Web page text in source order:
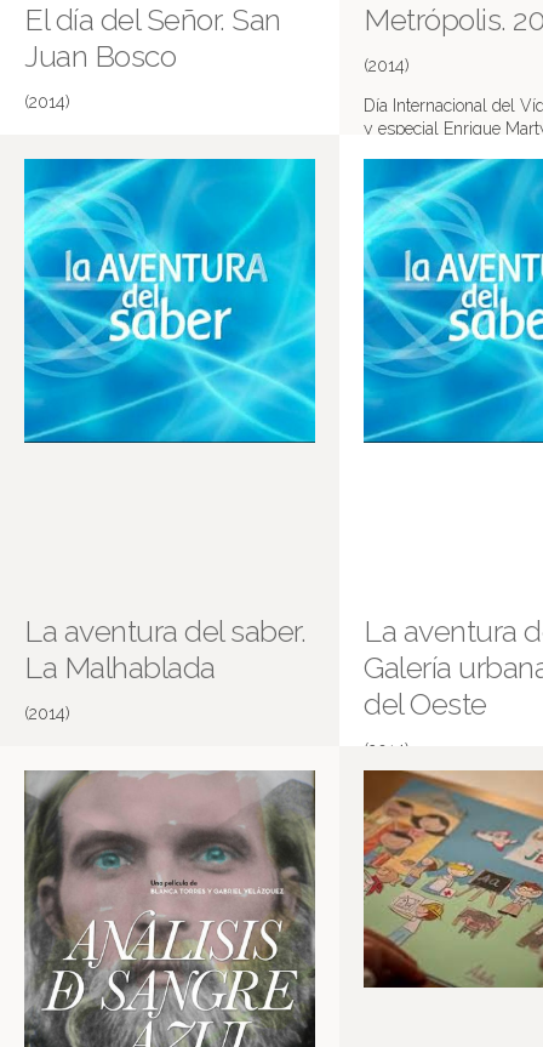
El día del Señor. San
Juan Bosco
(2014)
Metrópolis.
(2014)
Día Internacional del
y especial Enrique
La aventura del saber.
La Malhablada
(2014)
La aventura
Galería
del Oeste
(2014)
Galería urbana del